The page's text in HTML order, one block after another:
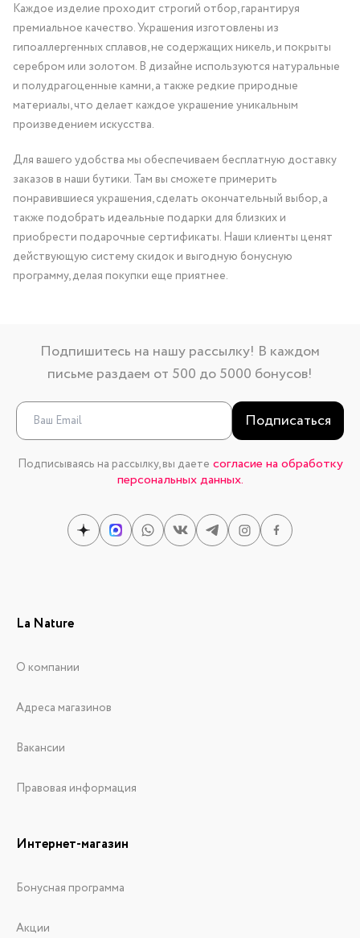
Каждое изделие проходит строгий отбор, гарантируя
премиальное качество. Украшения изготовлены из
гипоаллергенных сплавов, не содержащих никель, и покрыты
серебром или золотом. В дизайне используются натуральные
и полудрагоценные камни, а также редкие природные
материалы, что делает каждое украшение уникальным
произведением искусства.
Для вашего удобства мы обеспечиваем бесплатную доставку
заказов в наши бутики. Там вы сможете примерить
понравившиеся украшения, сделать окончательный выбор, а
также подобрать идеальные подарки для близких и
приобрести подарочные сертификаты. Наши клиенты ценят
действующую систему скидок и выгодную бонусную
программу, делая покупки еще приятнее.
Подпишитесь на нашу рассылку! В каждом
письме раздаем от 500 до 5000 бонусов!
Подписаться
Подписываясь на рассылку, вы даете согласие на обработку
персональных данных.
La Nature
О компании
Адреса магазинов
Вакансии
Правовая информация
Интернет-магазин
Бонусная программа
Акции